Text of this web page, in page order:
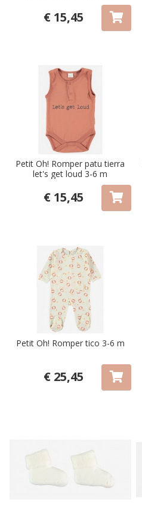
€ 15,45
Petit Oh! Romper patu tierra
let's get loud 3-6 m
€ 15,45
Petit Oh! Romper tico 3-6 m
€ 25,45